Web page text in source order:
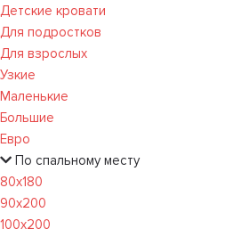
Детские кровати
Для подростков
Для взрослых
Узкие
Маленькие
Большие
Евро
По спальному месту
80х180
90х200
100х200